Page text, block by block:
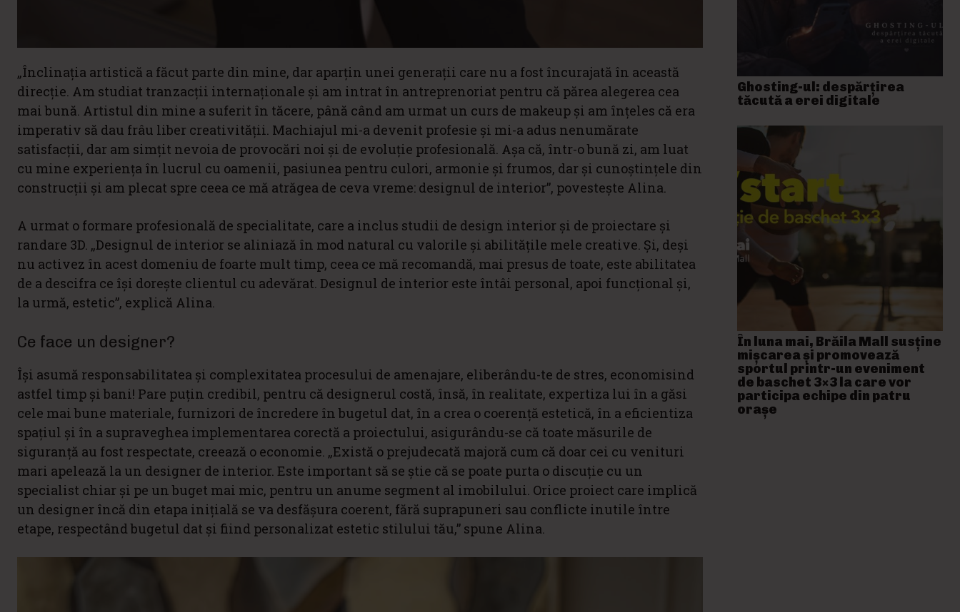
„Înclinația artistică a făcut parte din mine, dar aparțin unei generații care nu a fost încurajată în această
direcție. Am studiat tranzacții internaționale și am intrat în antreprenoriat pentru că părea alegerea cea
mai bună. Artistul din mine a suferit în tăcere, până când am urmat un curs de makeup și am înțeles că era
imperativ să dau frâu liber creativității. Machiajul mi-a devenit profesie și mi-a adus nenumărate
satisfacții, dar am simțit nevoia de provocări noi și de evoluție profesională. Așa că, într-o bună zi, am luat
cu mine experiența în lucrul cu oamenii, pasiunea pentru culori, armonie și frumos, dar și cunoștințele din
construcții și am plecat spre ceea ce mă atrăgea de ceva vreme: designul de interior”, povestește Alina.
A urmat o formare profesională de specialitate, care a inclus studii de design interior și de proiectare și
randare 3D. „Designul de interior se aliniază în mod natural cu valorile și abilitățile mele creative. Și, deși
nu activez în acest domeniu de foarte mult timp, ceea ce mă recomandă, mai presus de toate, este abilitatea
de a descifra ce își dorește clientul cu adevărat. Designul de interior este întâi personal, apoi funcțional și,
la urmă, estetic”, explică Alina.
Ce face un designer?
Își asumă responsabilitatea și complexitatea procesului de amenajare, eliberându-te de stres, economisind
astfel timp și bani! Pare puțin credibil, pentru că designerul costă, însă, în realitate, expertiza lui în a găsi
cele mai bune materiale, furnizori de încredere în bugetul dat, în a crea o coerență estetică, în a eficientiza
spațiul și în a supraveghea implementarea corectă a proiectului, asigurându-se că toate măsurile de
siguranță au fost respectate, creează o economie. „Există o prejudecată majoră cum că doar cei cu venituri
mari apelează la un designer de interior. Este important să se știe că se poate purta o discuție cu un
specialist chiar și pe un buget mai mic, pentru un anume segment al imobilului. Orice proiect care implică
un designer încă din etapa inițială se va desfășura coerent, fără suprapuneri sau conflicte inutile între
etape, respectând bugetul dat și fiind personalizat estetic stilului tău,” spune Alina.
Ghosting-ul: despărțirea
tăcută a erei digitale
În luna mai, Brăila Mall susține
mişcarea și promovează
sportul printr-un eveniment
de baschet 3×3 la care vor
participa echipe din patru
orașe